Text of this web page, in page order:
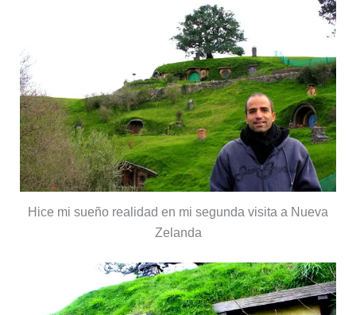
Hice mi sueño realidad en mi segunda visita a Nueva
Zelanda